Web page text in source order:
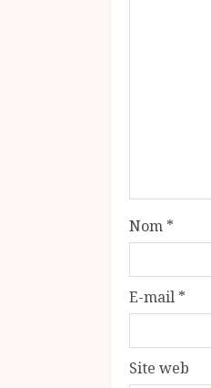
Nom *
E-mail *
Site web